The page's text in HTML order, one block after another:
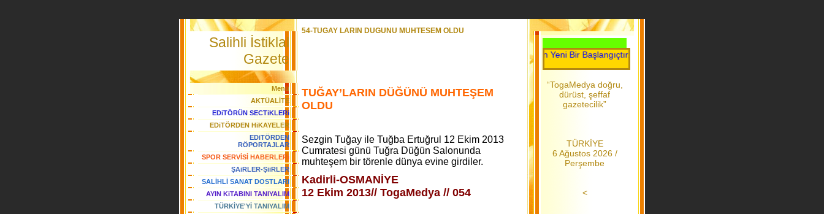
Salihli İstiklal
Gazete
Menü
AKTÜALİTE
EDiTÖRÜN SECTiKLERi
EDiTÖRDEN HiKAYELER
EDiTÖRDEN
RÖPORTAJLAR
SPOR SERVİSİ HABERLERi
ŞAiRLER-ŞiiRLER
SALİHLİ SANAT DOSTLARI
AYIN KiTABINI TANIYALIM
TÜRKİYE'Yİ TANIYALIM
54-TUGAY LARIN DUGUNU MUHTESEM OLDU
TUĞAY’LARIN DÜĞÜNÜ MUHTEŞEM
OLDU
Sezgin Tuğay ile Tuğba Ertuğrul 12 Ekim 2013
Cumratesi günü Tuğra Düğün Salonunda
muhteşem bir törenle dünya evine girdiler.
Kadirli-OSMANİYE
12 Ekim 2013// TogaMedya // 054
Her Gün Yeni Bir Başlangıçtır.....Toga Medya.....2006 dan bu yana
“TogaMedya doğru,
dürüst, şeffaf
gazetecilik”
TÜRKİYE
6 Ağustos 2026 /
Perşembe
<